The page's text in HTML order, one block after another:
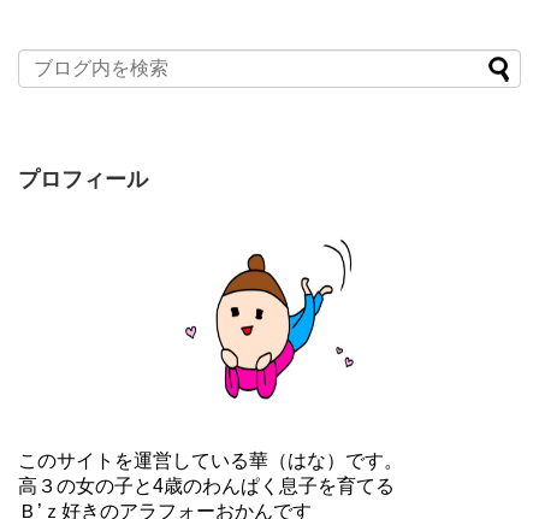
プロフィール
このサイトを運営している華（はな）です。
高３の女の子と4歳のわんぱく息子を育てる
Ｂ’ｚ好きのアラフォーおかんです